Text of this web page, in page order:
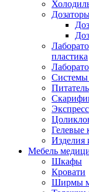
пластика
Системы
Гелевые
Изделия
Мебель
Шкафы
Кровати
Ширмы